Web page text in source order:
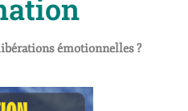
émotionnelles ?